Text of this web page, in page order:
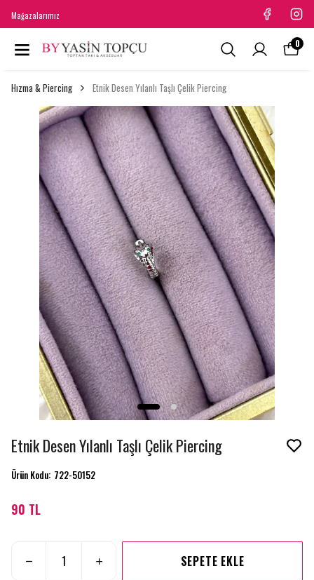
Mağazalarımız
0
Hızma & Piercing Etnik Desen Yılanlı Taşlı Çelik Piercing
Etnik Desen Yılanlı Taşlı Çelik Piercing
Ürün Kodu: 722-50152
90 TL
SEPETE EKLE